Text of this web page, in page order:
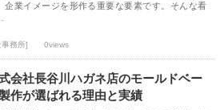
企業イメージを形作る重要な要素です。そんな看
務所] 0views
会社長谷川ハガネ店のモールドベー
作が選ばれる理由と実績